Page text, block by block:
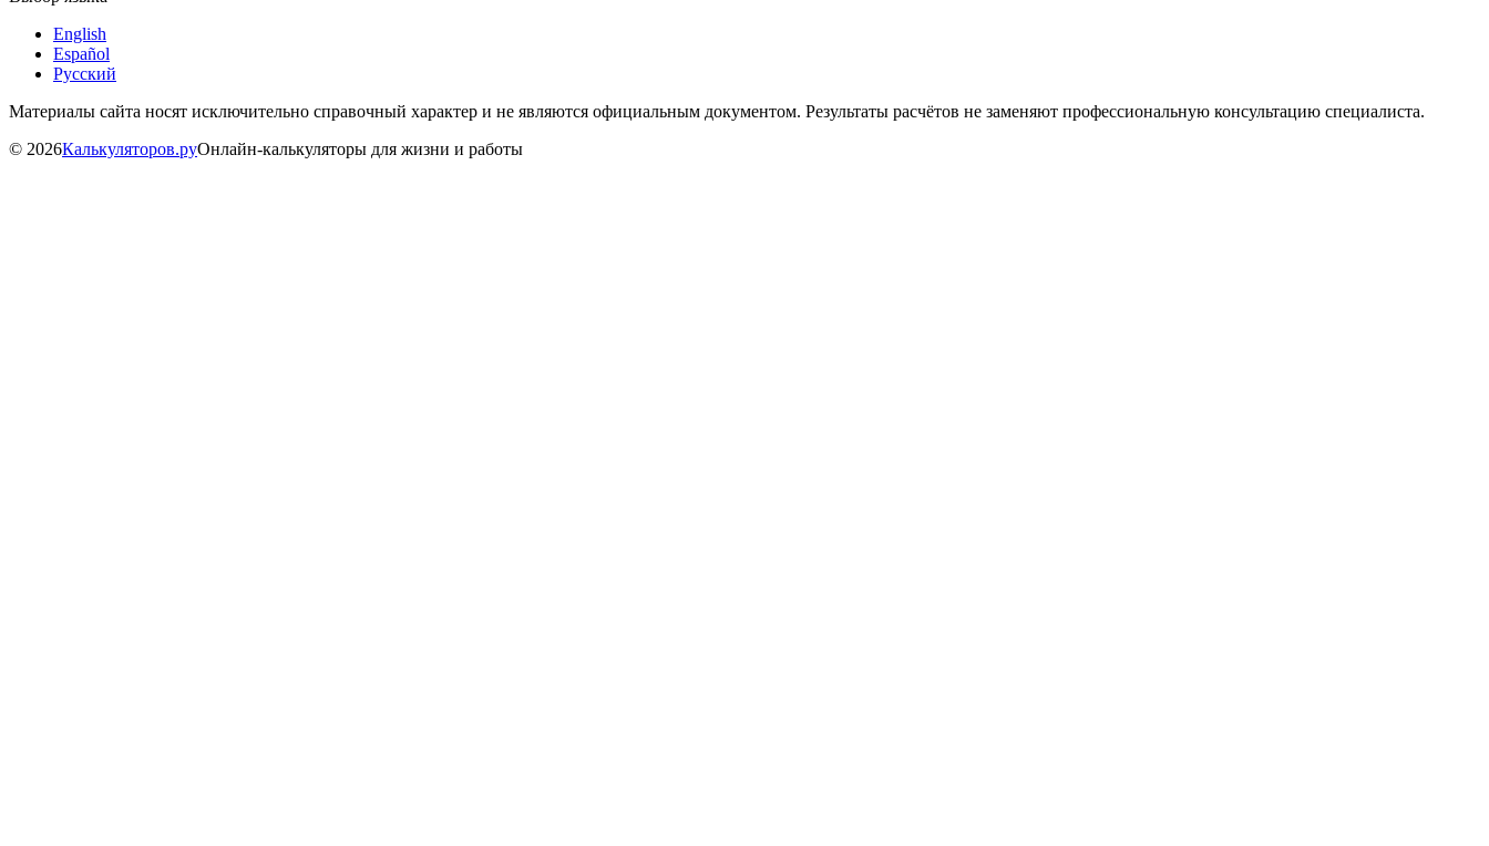
English
Español
Русский
Материалы сайта носят исключительно справочный характер и не являются официальным документом. Результаты расчётов не заменяют профессиональную консультацию специалиста.
© 2026Калькуляторов.руОнлайн-калькуляторы для жизни и работы